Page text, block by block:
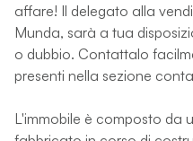
affare! Il delegato alla
Munda, sarà a tua
o dubbio. Contattalo
presenti nella sezione
L'immobile è composto da